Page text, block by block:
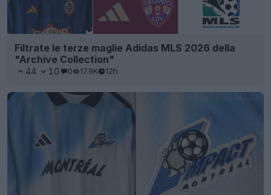
Filtrate le terze maglie Adidas MLS 2026 della
"Archive Collection"
44 10 0 17.9K 12h